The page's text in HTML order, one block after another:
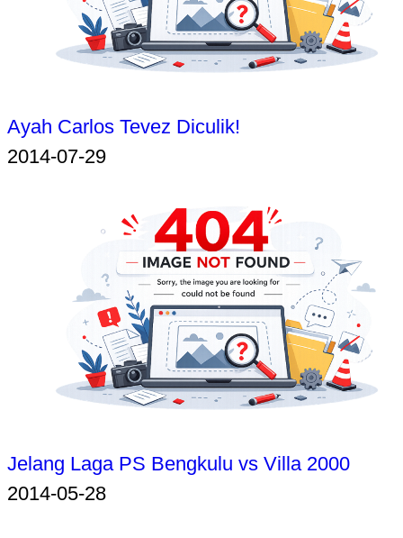
Ayah Carlos Tevez Diculik!
2014-07-29
Jelang Laga PS Bengkulu vs Villa 2000
2014-05-28